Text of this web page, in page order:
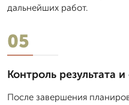
дальнейших работ.
05
Контроль результата и
После завершения